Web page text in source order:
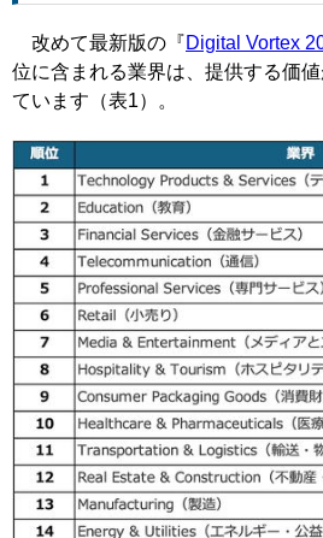
改めて最新版の『Digital Vortex
位に含まれる業界は、提供する価値
ています（表1）。